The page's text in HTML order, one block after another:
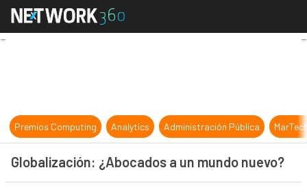
Globalización: ¿Abocados a un
Premios Computing Analytics Administración Pública
Globalización: ¿Abocados a un mundo nuevo?